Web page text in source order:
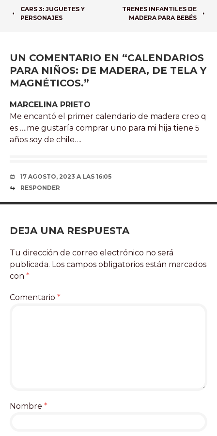
NAVEGADOR
ARTÍCULOS
CARS 3: JUGUETES Y
PERSONAJES
TRENES INFANTILES DE
MADERA PARA BEBÉS
UN COMENTARIO EN “CALENDARIOS
PARA NIÑOS: DE MADERA, DE TELA Y
MAGNÉTICOS.”
MARCELINA PRIETO
Me encantó el primer calendario de madera creo q
es ….me gustaría comprar uno para mi hija tiene 5
años soy de chile….
17 AGOSTO, 2023 A LAS 16:05
RESPONDER
DEJA UNA RESPUESTA
Tu dirección de correo electrónico no será
publicada. Los campos obligatorios están marcados
con *
Comentario *
Nombre *